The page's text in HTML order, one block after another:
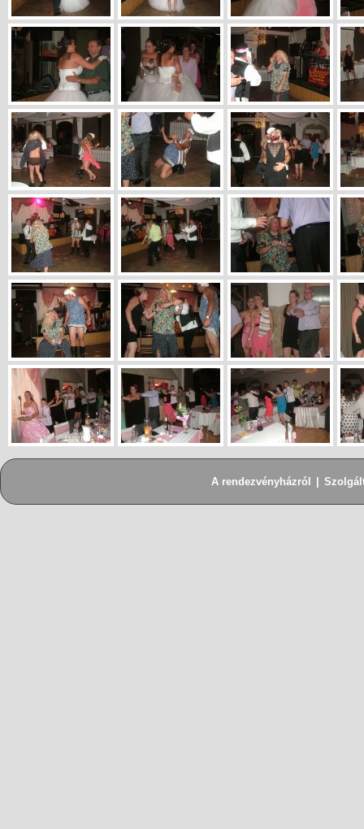
A rendezvényházról |